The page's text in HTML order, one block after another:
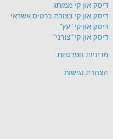
דיסק און קי ממותג
דיסק און קי בצורת כרטיס אשראי
דיסק און קי "עץ"
דיסק און קי "צורני"
מדיניות הפרטיות
הצהרת נגישות